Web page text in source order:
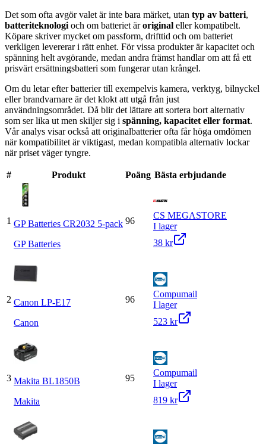
Det som ofta avgör valet är inte bara märket, utan typ av batteri,
batteriteknologi och om batteriet äroriginal eller kompatibelt.
Köpare skriver mycket om passform, drifttid och om batteriet
verkligen levererar i rätt enhet. För vissa produkter är kapacitet och
spänning helt avgörande, medan andra främst handlar om att få ett
prisvärt ersättningsbatteri som fungerar utan krångel.
Om du letar efter batterier till exempelvis kamera, verktyg, bilnyckel
eller brandvarnare är det klokt att utgå från just
användningsområdet. Då blir det lättare att sortera bort alternativ
som ser lika ut men skiljer sig i spänning, kapacitet eller format.
Vår analys visar också att originalbatterier ofta får höga omdömen
när kompatibilitet är viktigast, medan kompatibla alternativ lockar
när priset väger tyngre.
# Produkt Poäng Bästa erbjudande
1 GP Batteries CR2032 5-pack
GP Batteries
96
CS MEGASTORE
I lager
38 kr
2 Canon LP-E17
Canon
96
Compumail
I lager
523 kr
3 Makita BL1850B
Makita
95
Compumail
I lager
819 kr